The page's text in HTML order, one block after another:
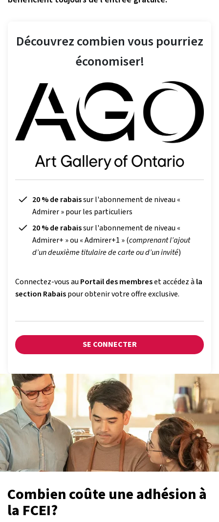
Découvrez combien vous pourriez
économiser!
20 % de rabaissur l'abonnement de niveau «
Admirer » pour les particuliers
20 % de rabaissur l'abonnement de niveau«
Admirer+ » ou «Admirer+1 » (comprenant l’ajout
d’un deuxième titulaire de carte ou d’un invité)
Connectez-vous auPortail des membreset accédez àla
section Rabaispour obtenir votre offre exclusive.
SE CONNECTER
Combien coûte une adhésion à
la FCEI?